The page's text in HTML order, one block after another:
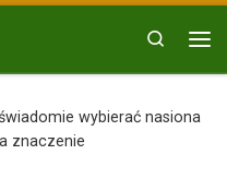
Search
wybierać nasiona
znaczenie